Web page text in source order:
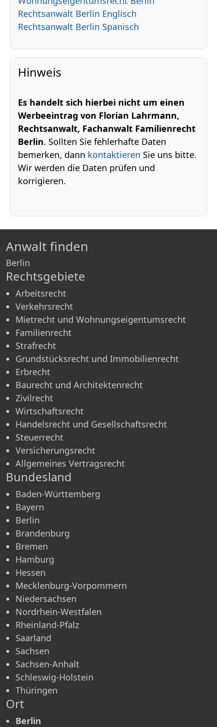
Rechtsanwalt Berlin Englisch
Rechtsanwalt Berlin Spanisch
Hinweis
Es handelt sich hierbei nicht um einen
Werbeeintrag von Florian Lahrmann,
Rechtsanwalt, Fachanwalt Familienrecht
Berlin. Sollten Sie fehlerhafte Daten
bemerken, dann kontaktieren Sie uns bitte.
Wir werden die Daten prüfen und
korrigieren.
Anwalt finden
Berlin
Rechtsgebiete
Arbeitsrecht
Verkehrsrecht
Mietrecht und Wohnungseigentumsrecht
Familienrecht
Strafrecht
Grundstücksrecht und Immobilienrecht
Erbrecht
Baurecht und Architektenrecht
Zivilrecht
Wirtschaftsrecht
Handelsrecht und Gesellschaftsrecht
Steuerrecht
Versicherungsrecht
Allgemeines Vertragsrecht
Bundesland
Baden-Württemberg
Bayern
Berlin
Brandenburg
Bremen
Hamburg
Hessen
Mecklenburg-Vorpommern
Niedersachsen
Nordrhein-Westfalen
Rheinland-Pfalz
Saarland
Sachsen
Sachsen-Anhalt
Schleswig-Holstein
Thüringen
Ort
Berlin